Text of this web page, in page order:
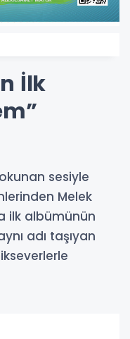
İlk
sesiyle
Melek
ilk albümünün
adı taşıyan